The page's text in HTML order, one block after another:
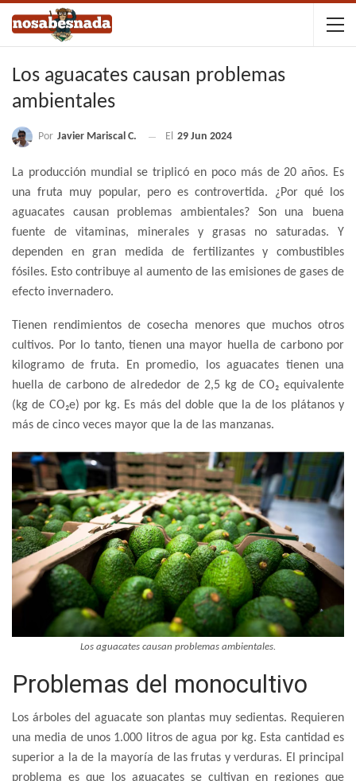
Los aguacates causan problemas
ambientales
Por Javier Mariscal C. El 29 Jun 2024
La producción mundial se triplicó en poco más de 20 años. Es
una fruta muy popular, pero es controvertida. ¿Por qué los
aguacates causan problemas ambientales? Son una buena
fuente de vitaminas, minerales y grasas no saturadas. Y
dependen en gran medida de fertilizantes y combustibles
fósiles. Esto contribuye al aumento de las emisiones de gases de
efecto invernadero.
Tienen rendimientos de cosecha menores que muchos otros
cultivos. Por lo tanto, tienen una mayor huella de carbono por
kilogramo de fruta. En promedio, los aguacates tienen una
huella de carbono de alrededor de 2,5 kg de CO₂ equivalente
(kg de CO₂e) por kg. Es más del doble que la de los plátanos y
más de cinco veces mayor que la de las manzanas.
Los aguacates causan problemas ambientales.
Problemas del monocultivo
Los árboles del aguacate son plantas muy sedientas. Requieren
una media de unos 1.000 litros de agua por kg. Esta cantidad es
superior a la de la mayoría de las frutas y verduras. El principal
problema es que los aguacates se cultivan en regiones que